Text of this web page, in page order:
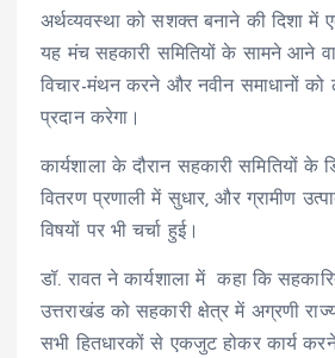
अर्थव्यवस्था को सशक्त बनाने की दिशा में
यह मंच सहकारी समितियों के सामने आने
विचार-मंथन करने और नवीन समाधानों
प्रदान करेगा।
कार्यशाला के दौरान सहकारी समितियों
वितरण प्रणाली में सुधार, और ग्रामीण
विषयों पर भी चर्चा हुई।
डॉ. रावत ने कार्यशाला में कहा कि
उत्तराखंड को सहकारी क्षेत्र में अग्रणी
सभी हितधारकों से एकजुट होकर कार्य